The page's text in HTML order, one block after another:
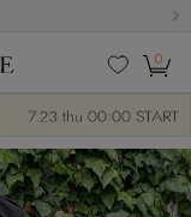
に入
ト
0